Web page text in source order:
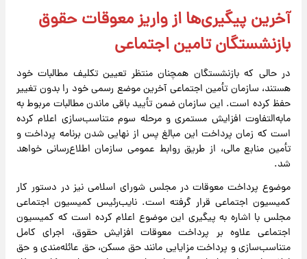
آخرین پیگیری‌ها از واریز معوقات حقوق
بازنشستگان تامین اجتماعی
در حالی که بازنشستگان همچنان منتظر تعیین تکلیف مطالبات خود
هستند، سازمان تأمین اجتماعی آخرین موضع رسمی خود را بدون تغییر
حفظ کرده است. این سازمان ضمن تأیید باقی ماندن مطالبات مربوط به
مابه‌التفاوت افزایش مستمری و مرحله سوم متناسب‌سازی اعلام کرده
است که زمان پرداخت این مبالغ پس از نهایی شدن برنامه پرداخت و
تأمین منابع مالی، از طریق روابط عمومی سازمان اطلاع‌رسانی خواهد
شد.
موضوع پرداخت معوقات در مجلس شورای اسلامی نیز در دستور کار
کمیسیون اجتماعی قرار گرفته است. نایب‌رئیس کمیسیون اجتماعی
مجلس با اشاره به پیگیری این موضوع اعلام کرده است که کمیسیون
اجتماعی علاوه بر پرداخت معوقات افزایش حقوق، اجرای کامل
متناسب‌سازی و پرداخت مزایایی مانند حق مسکن، حق عائله‌مندی و حق